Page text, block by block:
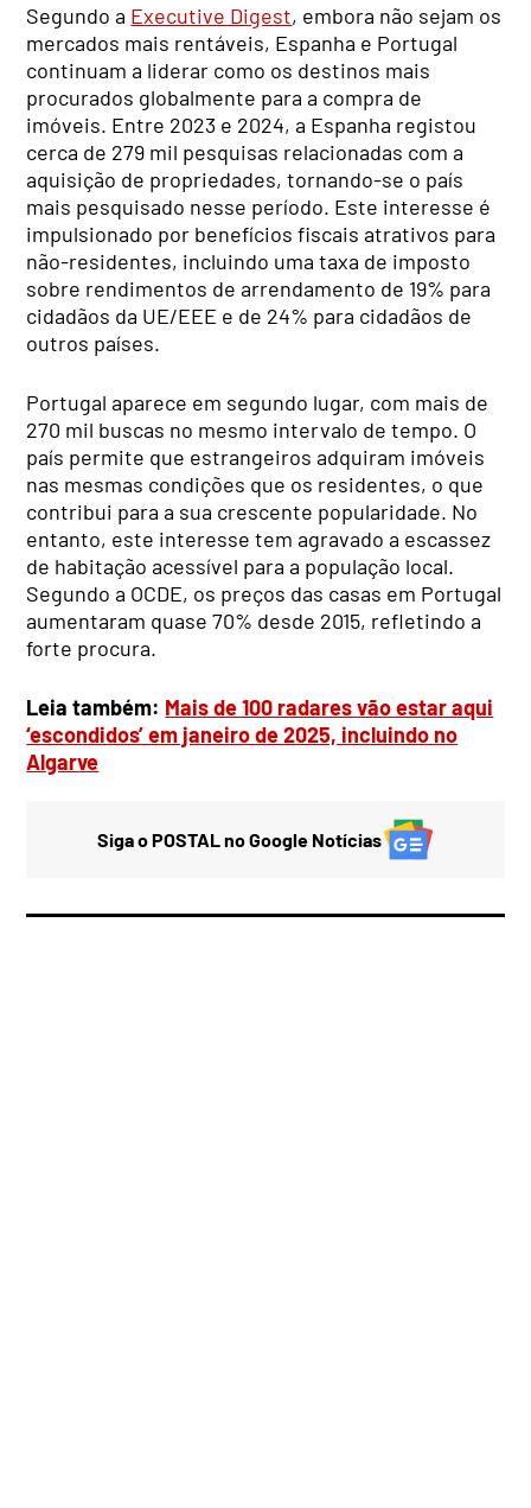
Segundo a Executive Digest, embora não sejam os
mercados mais rentáveis, Espanha e Portugal
continuam a liderar como os destinos mais
procurados globalmente para a compra de
imóveis. Entre 2023 e 2024, a Espanha registou
cerca de 279 mil pesquisas relacionadas com a
aquisição de propriedades, tornando-se o país
mais pesquisado nesse período. Este interesse é
impulsionado por benefícios fiscais atrativos para
não-residentes, incluindo uma taxa de imposto
sobre rendimentos de arrendamento de 19% para
cidadãos da UE/EEE e de 24% para cidadãos de
outros países.
Portugal aparece em segundo lugar, com mais de
270 mil buscas no mesmo intervalo de tempo. O
país permite que estrangeiros adquiram imóveis
nas mesmas condições que os residentes, o que
contribui para a sua crescente popularidade. No
entanto, este interesse tem agravado a escassez
de habitação acessível para a população local.
Segundo a OCDE, os preços das casas em Portugal
aumentaram quase 70% desde 2015, refletindo a
forte procura.
Leia também: Mais de 100 radares vão estar aqui
‘escondidos’ em janeiro de 2025, incluindo no
Algarve
Siga o POSTAL no Google Notícias